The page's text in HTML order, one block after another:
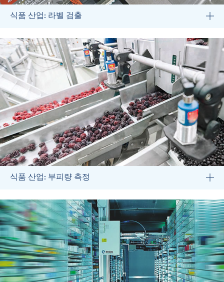
식품 산업: 라벨 검출
식품 산업: 부피량 측정